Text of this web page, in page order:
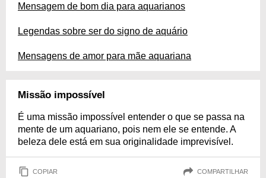
Mensagem de bom dia para aquarianos
Legendas sobre ser do signo de aquário
Mensagens de amor para mãe aquariana
Missão impossível
É uma missão impossível entender o que se passa na
mente de um aquariano, pois nem ele se entende. A
beleza dele está em sua originalidade imprevisível.
COPIAR COMPARTILHAR